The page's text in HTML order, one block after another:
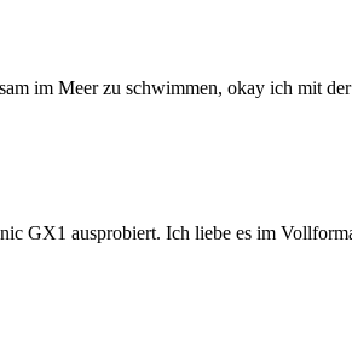
im Meer zu schwimmen, okay ich mit
GX1 ausprobiert. Ich liebe es im